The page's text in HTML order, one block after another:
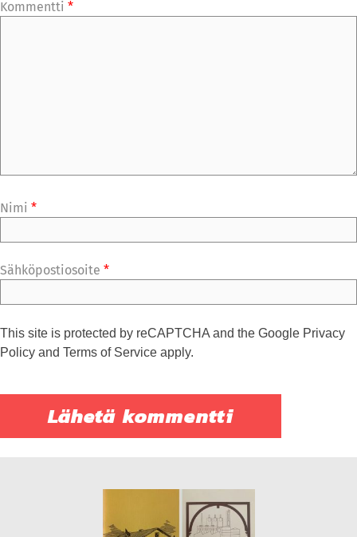
Kommentti *
Nimi *
Sähköpostiosoite *
This site is protected by reCAPTCHA and the Google Privacy
Policy and Terms of Service apply.